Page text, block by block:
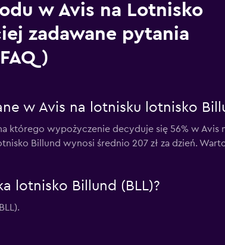
w Avis na Lotnisko
zadawane pytania
w Avis na lotnisku lotnisko
wypożyczenie decyduje się 56% w Avis
Billund wynosi średnio 207 zł za dzień.
lotnisko Billund (BLL)?